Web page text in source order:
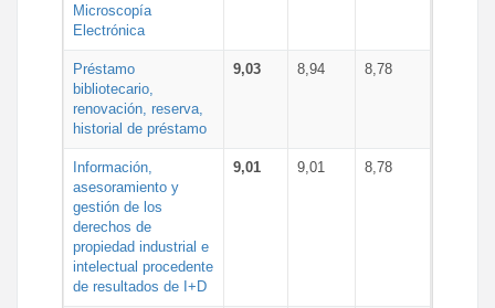
Microscopía
Electrónica
Préstamo
bibliotecario,
renovación, reserva,
historial de préstamo
9,03 8,94 8,78
Información,
asesoramiento y
gestión de los
derechos de
propiedad industrial e
intelectual procedente
de resultados de I+D
9,01 9,01 8,78